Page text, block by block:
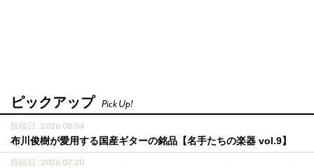
ピックアップ Pick Up!
投稿日 : 2026.08.04
布川俊樹が愛用する国産ギターの銘品【名手たちの楽器 vol.9】
投稿日 : 2026.07.20